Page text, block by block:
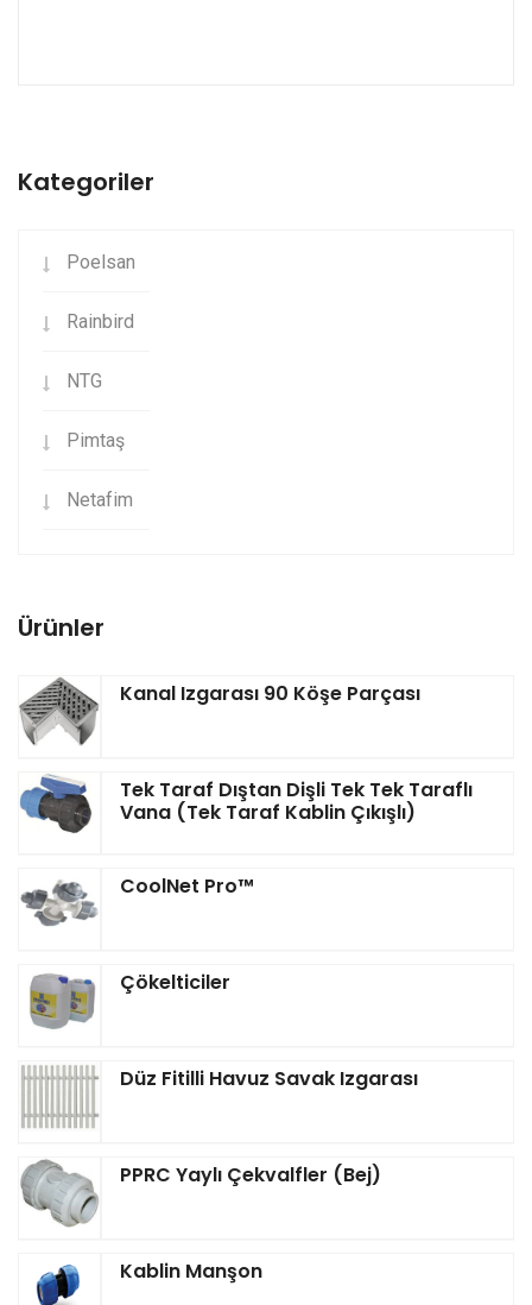
Kategoriler
Poelsan
Rainbird
NTG
Pimtaş
Netafim
Ürünler
Kanal Izgarası 90 Köşe Parçası
Tek Taraf Dıştan Dişli Tek Tek Taraflı
Vana (Tek Taraf Kablin Çıkışlı)
CoolNet Pro™‎
Çökelticiler
Düz Fitilli Havuz Savak Izgarası
PPRC Yaylı Çekvalfler (Bej)
Kablin Manşon